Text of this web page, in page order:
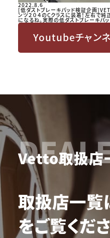
2022.8.6
[低ダストブレーキパッド検証企画
ンツ２０４のCクラスに装着！左右で純
になるね。実際の低ダストブレーキパッ
Youtubeチャン
Vetto取扱店
取扱店一覧
をご覧くだ